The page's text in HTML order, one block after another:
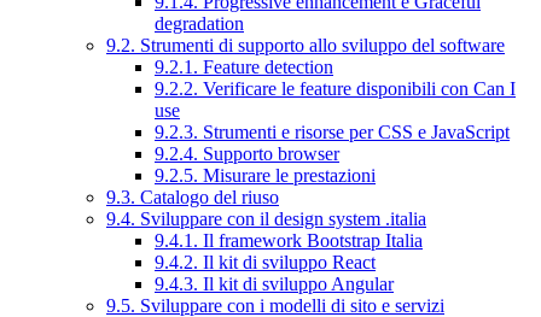
degradation
9.2. Strumenti di supporto allo sviluppo del software
9.2.1. Feature detection
9.2.2. Verificare le feature disponibili con Can I
use
9.2.3. Strumenti e risorse per CSS e JavaScript
9.2.4. Supporto browser
9.2.5. Misurare le prestazioni
9.3. Catalogo del riuso
9.4. Sviluppare con il design system .italia
9.4.1. Il framework Bootstrap Italia
9.4.2. Il kit di sviluppo React
9.4.3. Il kit di sviluppo Angular
9.5. Sviluppare con i modelli di sito e servizi